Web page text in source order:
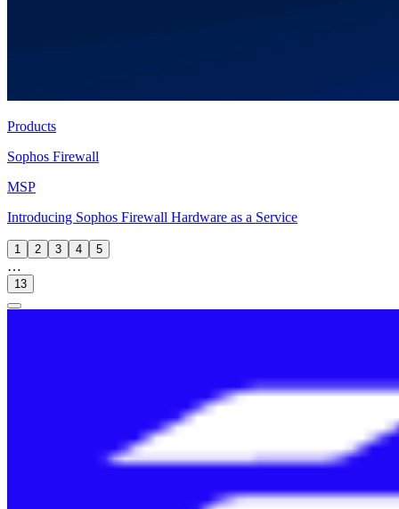
Products
Sophos Firewall
MSP
Introducing Sophos Firewall Hardware as a Service
1 2 3 4 5
…
13